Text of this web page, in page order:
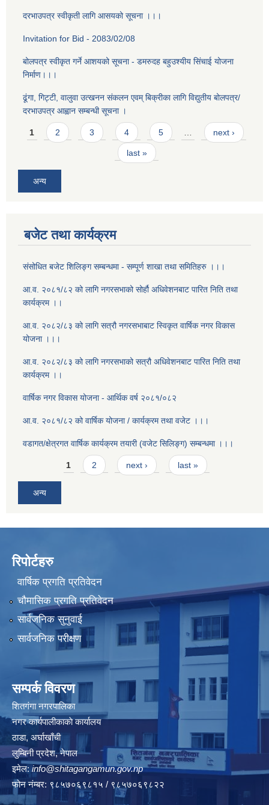
दरभाउपत्र स्वीकृती लागि आसयको सूचना ।।।
Invitation for Bid - 2083/02/08
बोलपत्र स्वीकृत गर्ने आशयको सूचना - डमरुदह बहुउश्यीय सिंचाई योजना
निर्माण।।।
ढूंगा, गिट्टी, वालुवा उत्खनन संकलन एवम् बिक्रीका लागि विद्युतीय बोलपत्र/
दरभाउपत्र आह्वान सम्बन्धी सूचना ।
Pages
1 2 3 4 5 … next ›
last »
अन्य
बजेट तथा कार्यक्रम
संसोधित बजेट शिलिङ्ग सम्बन्धमा - सम्पूर्ण शाखा तथा समितिहरु ।।।
आ.व. २०८१/८२ को लागि नगरसभाको सोर्हौ अधिवेशनबाट पारित निति तथा
कार्यक्रम ।।
आ.व. २०८२/८३ को लागि सत्रौ नगरसभाबाट स्विकृत वार्षिक नगर विकास
योजना ।।।
आ.व. २०८२/८३ को लागि नगरसभाको सत्रौ अधिवेशनबाट पारित निति तथा
कार्यक्रम ।।
वार्षिक नगर विकास योजना - आर्थिक वर्ष २०८१/०८२
आ.व. २०८१/८२ को वार्षिक योजना / कार्यक्रम तथा वजेट ।।।
वडागत/क्षेत्रगत वार्षिक कार्यक्रम तयारी (वजेट सिलिङ्ग) सम्बन्धमा ।।।
Pages1 2 next › last »
अन्य
रिपोर्टहरु
वार्षिक प्रगति प्रतिवेदन
चौमासिक प्रगति प्रतिवेदन
सार्वजनिक सुनुवाई
सार्वजनिक परीक्षण
सम्पर्क विवरण
शितगंगा नगरपालिका
नगर कार्यपालीकाकाे कार्यालय
ठाडा, अर्घाखाँची
लुम्बिनी प्रदेश, नेपाल
इमेल: info@shitagangamun.gov.np
फोन नंम्बर: ९८५७०६९८१५ / ९८५७०६९८२२